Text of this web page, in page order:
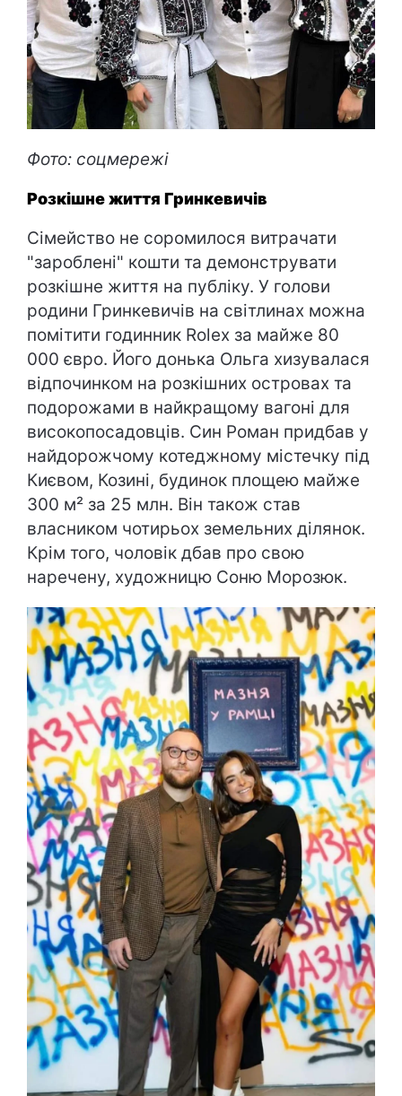
Фото: соцмережі
Розкішне життя Гринкевичів
Сімейство не соромилося витрачати
"зароблені" кошти та демонструвати
розкішне життя на публіку. У голови
родини Гринкевичів на світлинах можна
помітити годинник Rolex за майже 80
000 євро. Його донька Ольга хизувалася
відпочинком на розкішних островах та
подорожами в найкращому вагоні для
високопосадовців. Син Роман придбав у
найдорожчому котеджному містечку під
Києвом, Козині, будинок площею майже
300 м² за 25 млн. Він також став
власником чотирьох земельних ділянок.
Крім того, чоловік дбав про свою
наречену, художницю Соню Морозюк.